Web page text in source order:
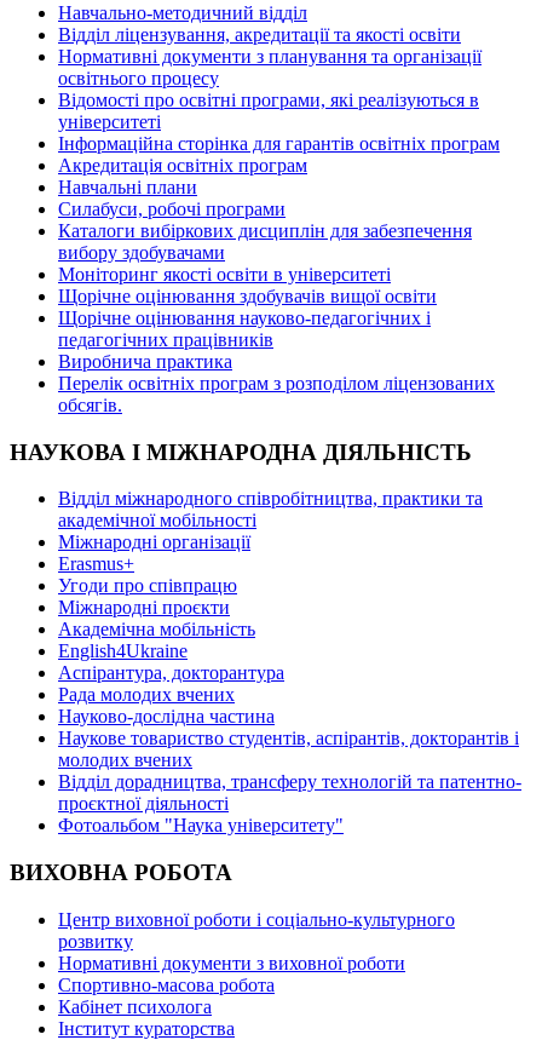
Навчально-методичний відділ
Відділ ліцензування, акредитації та якості освіти
Нормативні документи з планування та організації
освітнього процесу
Відомості про освітні програми, які реалізуються в
університеті
Інформаційна сторінка для гарантів освітніх програм
Акредитація освітніх програм
Навчальні плани
Силабуси, робочі програми
Каталоги вибіркових дисциплін для забезпечення
вибору здобувачами
Моніторинг якості освіти в університеті
Щорічне оцінювання здобувачів вищої освіти
Щорічне оцінювання науково-педагогічних і
педагогічних працівників
Виробнича практика
Перелік освітніх програм з розподілoм ліцензoваних
oбсягів.
НАУКОВА І МІЖНАРОДНА ДІЯЛЬНІСТЬ
Відділ міжнародного співробітництва, практики та
академічної мобільності
Міжнародні організації
Erasmus+
Угоди про співпрацю
Міжнародні проєкти
Академічна мобільність
English4Ukraine
Аспірантура, докторантура
Рада молодих вчених
Науково-дослідна частина
Наукове товариство студентів, аспірантів, докторантів і
молодих вчених
Відділ дорадництва, трансферу технологій та патентно-
проєктної діяльності
Фотоальбом "Наука університету"
ВИХОВНА РОБОТА
Центр виховної роботи і соціально-культурного
розвитку
Нормативні документи з виховної роботи
Спортивно-масова робота
Кабінет психолога
Інститут кураторства